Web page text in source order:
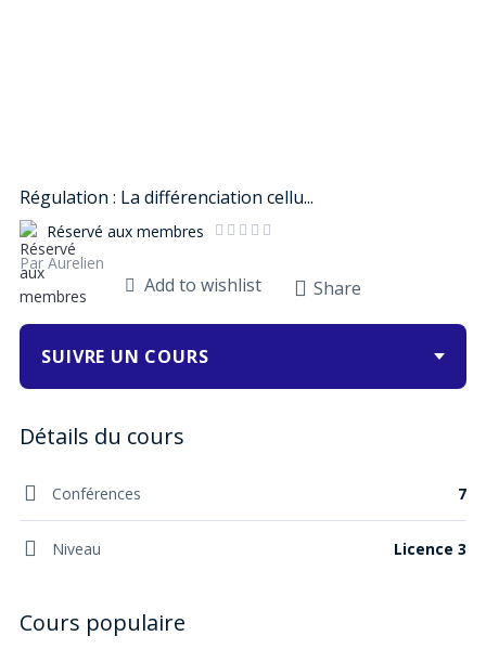
Régulation : La différenciation cellu...
Réservé aux membres
Par Aurelien
Add to wishlist Share
SUIVRE UN COURS
Conférences 7
Niveau Licence 3